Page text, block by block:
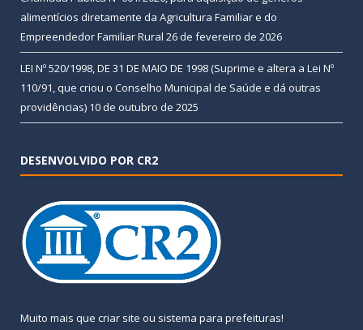
alimentícios diretamente da Agricultura Familiar e do
Empreendedor Familiar Rural 26 de fevereiro de 2026
LEI Nº 520/1998, DE 31 DE MAIO DE 1998 (Suprime e altera a Lei Nº
110/91, que criou o Conselho Municipal de Saúde e dá outras
providências) 10 de outubro de 2025
DESENVOLVIDO POR CR2
Muito mais que criar site ou sistema para prefeituras!